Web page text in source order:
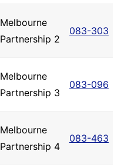
Melbourne
Partnership 2
083-303
Melbourne
Partnership 3
083-096
Melbourne
Partnership 4
083-463